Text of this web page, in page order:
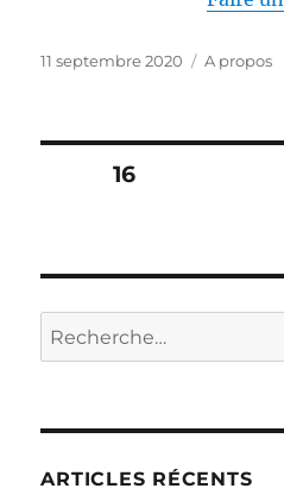
Publié
11 septembre 2020 Catégories
A propos
Pagination
publications
PAGE16
Recherche
pour :
ARTICLES RÉCENTS